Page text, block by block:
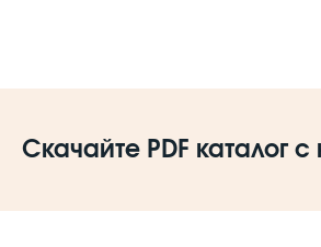
Скачайте PDF каталог